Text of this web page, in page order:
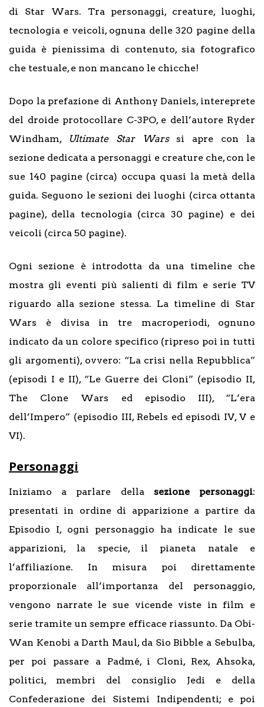
di Star Wars. Tra personaggi, creature, luoghi,
tecnologia e veicoli, ognuna delle 320 pagine della
guida è pienissima di contenuto, sia fotografico
che testuale, e non mancano le chicche!
Dopo la prefazione di Anthony Daniels, intereprete
del droide protocollare C-3PO, e dell’autore Ryder
Windham,
Ultimate Star Warssi apre con la
sezione dedicata a personaggi e creature che, con le
sue 140 pagine (circa) occupa quasi la metà della
guida. Seguono le sezioni dei luoghi (circa ottanta
pagine), della tecnologia (circa 30 pagine) e dei
veicoli (circa 50 pagine).
Ogni sezione è introdotta da una timeline che
mostra gli eventi più salienti di film e serie TV
riguardo alla sezione stessa. La timeline di Star
Wars è divisa in tre macroperiodi, ognuno
indicato da un colore specifico (ripreso poi in tutti
gli argomenti), ovvero: “La crisi nella Repubblica”
(episodi I e II), “Le Guerre dei Cloni” (episodio II,
The Clone Wars ed episodio III), “L’era
dell’Impero” (episodio III, Rebels ed episodi IV, V e
VI).
Personaggi
Iniziamo a parlare della sezione personaggi:
presentati in ordine di apparizione a partire da
Episodio I, ogni personaggio ha indicate le sue
apparizioni, la specie, il pianeta natale e
l’affiliazione. In misura poi direttamente
proporzionale all’importanza del personaggio,
vengono narrate le sue vicende viste in film e
serie tramite un sempre efficace riassunto. Da Obi-
Wan Kenobi a Darth Maul, da Sio Bibble a Sebulba,
per poi passare a Padmé, i Cloni, Rex, Ahsoka,
politici, membri del consiglio Jedi e della
Confederazione dei Sistemi Indipendenti; e poi